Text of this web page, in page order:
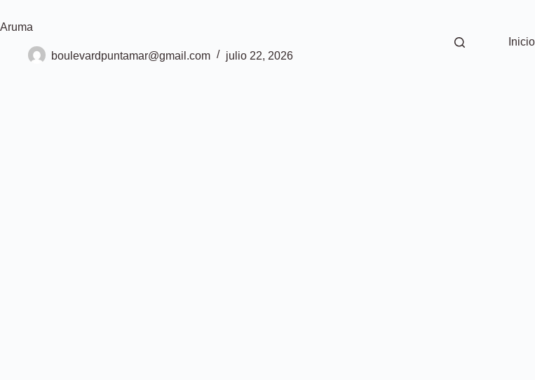
contenido
Inicio
Aruma
boulevardpuntamar@gmail.com julio 22, 2026